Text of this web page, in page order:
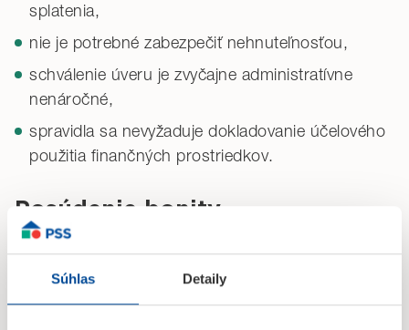
Súhlas Detaily
splatenia,
nie je potrebné zabezpečiť nehnuteľnosťou,
schválenie úveru je zvyčajne administratívne
nenáročné,
spravidla sa nevyžaduje dokladovanie účelového
použitia finančných prostriedkov.
Posúdenie bonity
a dokladovanie príjmu
Pri žiadosti o spotrebiteľský úver je žiadateľ povinný
preukázať schopnosť úver splácať, spravidla